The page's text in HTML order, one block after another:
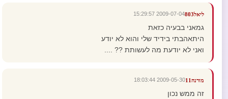
ליאל803 2009-07-04 15:29:57
גמאני בבעיה כזאת
היתאהבתי בידיד שלי והוא לא יודע
ואני לא יודעת מה לעשותת ?? ....
מורנה11 2009-05-30 18:03:44
זה ממש נכון